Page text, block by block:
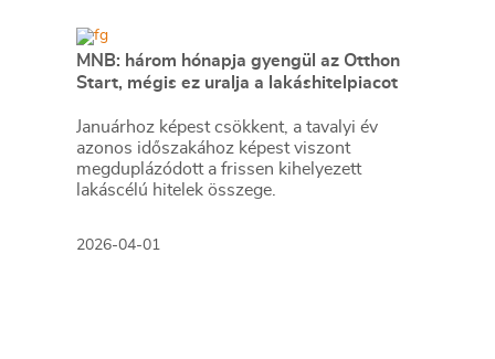
MNB: három hónapja gyengül az Otthon
Start, mégis ez uralja a lakáshitelpiacot
Januárhoz képest csökkent, a tavalyi év
azonos időszakához képest viszont
megduplázódott a frissen kihelyezett
lakáscélú hitelek összege.
2026-04-01